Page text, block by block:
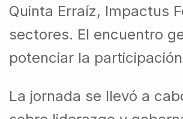
Quinta Erraíz, Impactus
sectores. El encuentro
potenciar la
La jornada se llevó a